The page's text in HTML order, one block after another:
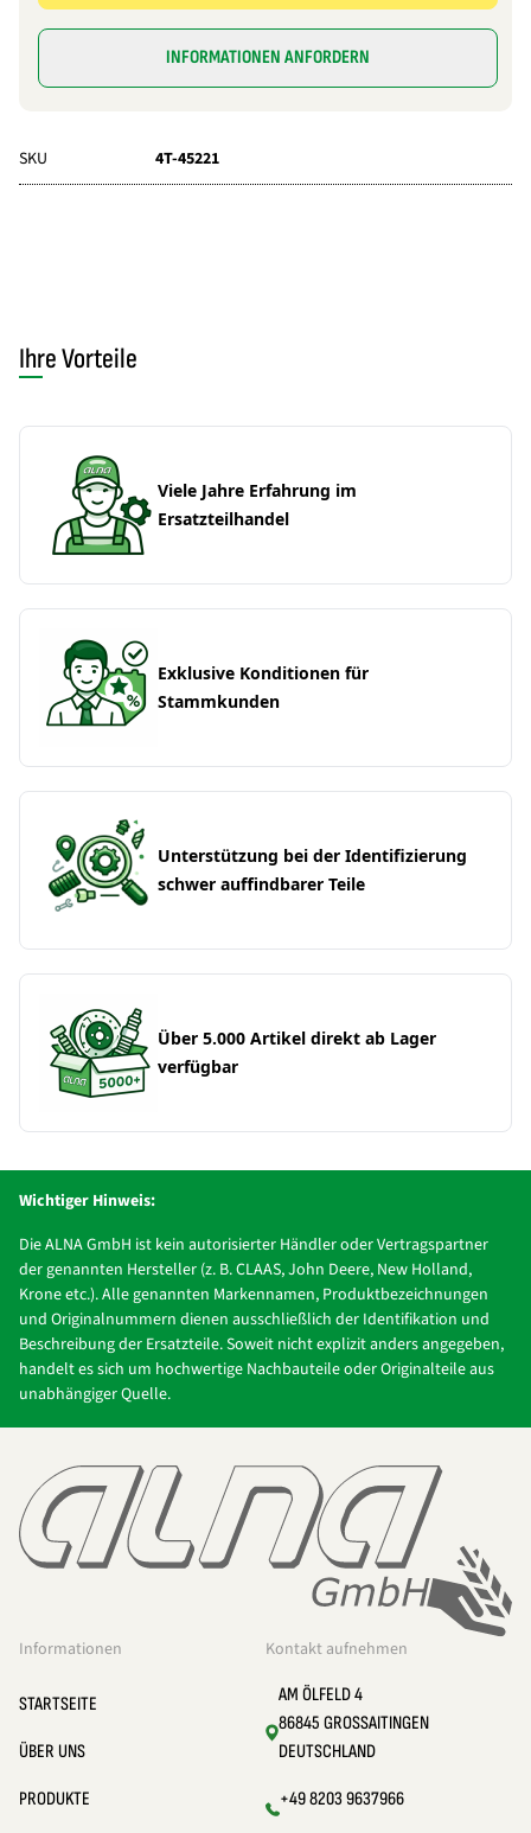
INFORMATIONEN ANFORDERN
SKU 4T-45221
Ihre Vorteile
Viele Jahre Erfahrung im
Ersatzteilhandel
Exklusive Konditionen für
Stammkunden
Unterstützung bei der Identifizierung
schwer auffindbarer Teile
Über 5.000 Artikel direkt ab Lager
verfügbar
Wichtiger Hinweis:
Die ALNA GmbH ist kein autorisierter Händler oder Vertragspartner
der genannten Hersteller (z. B. CLAAS, John Deere, New Holland,
Krone etc.). Alle genannten Markennamen, Produktbezeichnungen
und Originalnummern dienen ausschließlich der Identifikation und
Beschreibung der Ersatzteile. Soweit nicht explizit anders angegeben,
handelt es sich um hochwertige Nachbauteile oder Originalteile aus
unabhängiger Quelle.
Informationen
STARTSEITE
ÜBER UNS
PRODUKTE
Kontakt aufnehmen
AM ÖLFELD 4
86845 GROSSAITINGEN
DEUTSCHLAND
+49 8203 9637966